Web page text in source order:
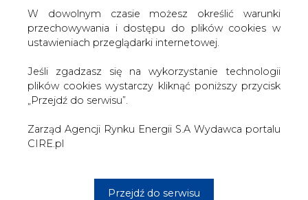
W dowolnym czasie możesz określić warunki
przechowywania i dostępu do plików cookies w
ustawieniach przeglądarki internetowej.
Jeśli zgadzasz się na wykorzystanie technologii
plików cookies wystarczy kliknąć poniższy przycisk
„Przejdź do serwisu”.
Zarząd Agencji Rynku Energii S.A Wydawca portalu
CIRE.pl
Przejdź do serwisu
spotkaniu w trakcie COP24.
Nawiązując do pierwszej rocznicy utworzenia CRiT
Szefczovicz podkreślił, że trwa w tej sprawie "świetny
polityczny dialog". Jak zaznaczył, obecnie dotyczy on
kwestii: "jak patrzeć w przyszłość: jak finansować projekty
i zaplanować pod kątem realizacji przedsięwzięcia w
następnych latach budżet kolejnej unijnej perspektywy".
Relacjonując aktualne zaawansowanie koordynowanej
przez Szefczovicza inicjatywy Kwieciński podał m.in. że
tym woj. śląskiego.